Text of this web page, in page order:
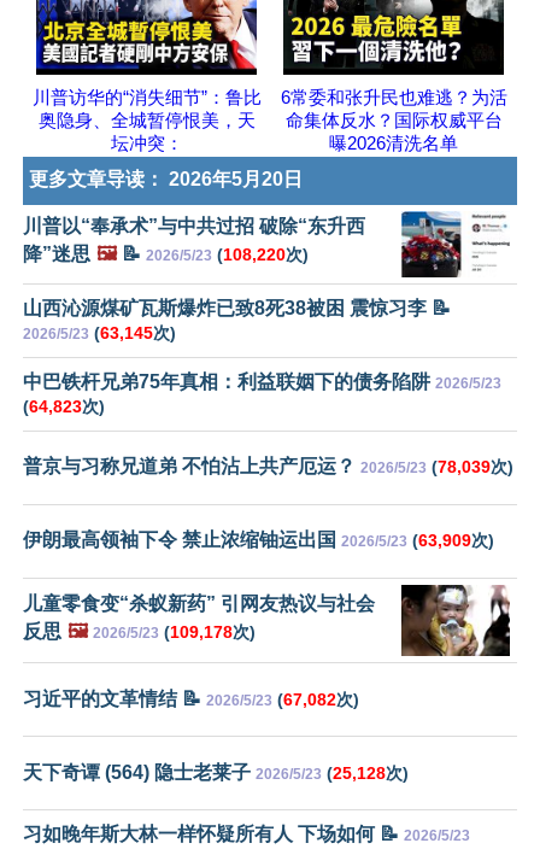
川普访华的“消失细节”：鲁比
奥隐身、全城暂停恨美，天
坛冲突：
6常委和张升民也难逃？为活
命集体反水？国际权威平台
曝2026清洗名单
更多文章导读： 2026年5月20日
川普以“奉承术”与中共过招 破除“东升西
降”迷思 🖼️📝 2026/5/23 (108,220次)
山西沁源煤矿瓦斯爆炸已致8死38被困 震惊习李 📝
2026/5/23 (63,145次)
中巴铁杆兄弟75年真相：利益联姻下的债务陷阱 2026/5/23
(64,823次)
普京与习称兄道弟 不怕沾上共产厄运？ 2026/5/23 (78,039次)
伊朗最高领袖下令 禁止浓缩铀运出国 2026/5/23 (63,909次)
儿童零食变“杀蚁新药” 引网友热议与社会
反思 🖼️ 2026/5/23 (109,178次)
习近平的文革情结 📝 2026/5/23 (67,082次)
天下奇谭 (564) 隐士老莱子 2026/5/23 (25,128次)
习如晚年斯大林一样怀疑所有人 下场如何 📝 2026/5/23